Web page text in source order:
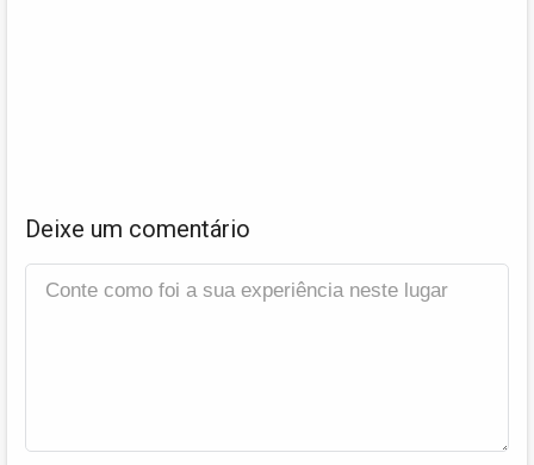
Deixe um comentário